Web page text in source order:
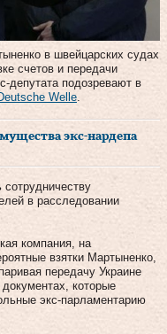
в швейцарских судах
счетов и передачи
депутата подозревают в
Welle
экс-нардепа
в расследовании
компания, на
взятки Мартыненко,
передачу Украине
которые
экс-парламентарию